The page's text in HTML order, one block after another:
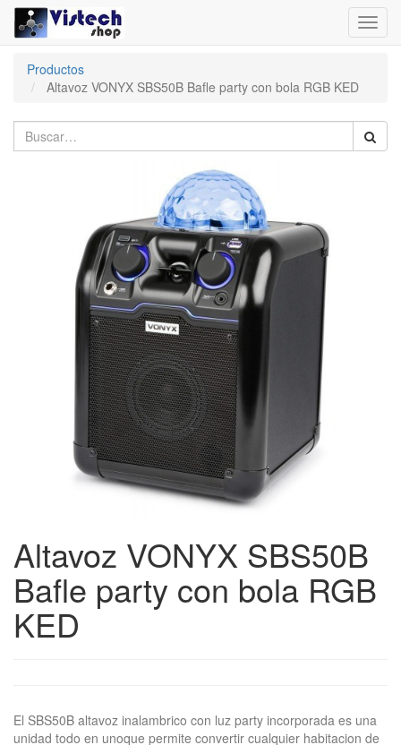
Productos
Altavoz VONYX SBS50B Bafle party con bola RGB KED
Altavoz VONYX SBS50B
Bafle party con bola RGB
KED
El SBS50B altavoz inalambrico con luz party incorporada es una
unidad todo en unoque permite convertir cualquier habitacion de